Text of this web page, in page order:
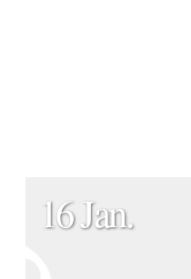
16 Jan.